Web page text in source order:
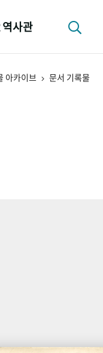
역사관
아카이브 문서 기록물